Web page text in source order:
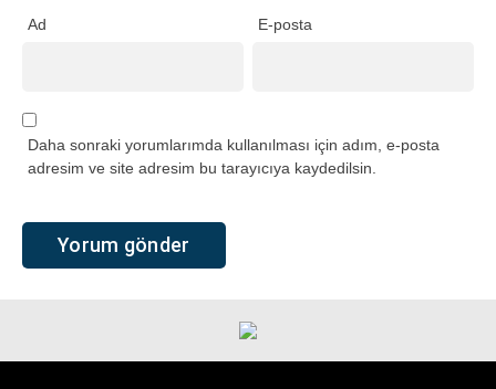
Ad E-posta
Daha sonraki yorumlarımda kullanılması için adım, e-posta
adresim ve site adresim bu tarayıcıya kaydedilsin.